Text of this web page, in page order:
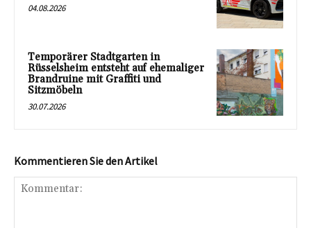
04.08.2026
Temporärer Stadtgarten in
Rüsselsheim entsteht auf ehemaliger
Brandruine mit Graffiti und
Sitzmöbeln
30.07.2026
Kommentieren Sie den Artikel